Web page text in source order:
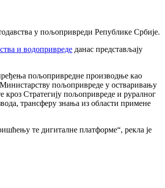
у пољопривреди Републике Србије.
и водопривреде данас представљаjу
пољопривредне производње као
пољопривреде у остваривању
кроз Стратегију пољопривреде и руралног
трансферу знања из области примене
те дигиталне платформе“, рекла је